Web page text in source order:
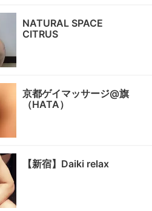
NATURAL SPACE
CITRUS
京都ゲイマッサージ@旗
（HATA）
【新宿】Daiki relax